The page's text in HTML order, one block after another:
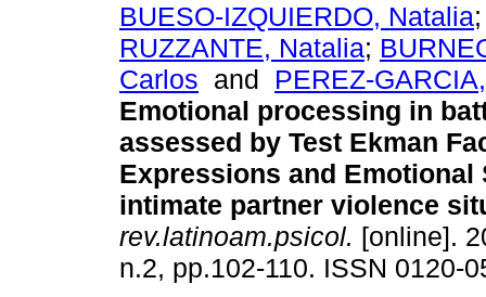
BUESO-IZQUIERDO, Natalia
RUZZANTE, Natalia;
Carlos and PEREZ-
Emotional processing in
assessed by Test Ekman
Expressions and Emotional
intimate partner violence
rev.latinoam.psicol. [online].
n.2, pp.102-110. ISSN 0120-